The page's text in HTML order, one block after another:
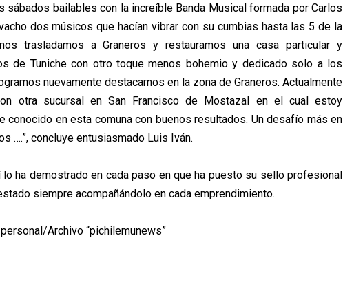
sábados bailables con la increíble Banda Musical formada por Carlos
dos músicos que hacían vibrar con su cumbias hasta las 5 de la
trasladamos a Graneros y restauramos una casa particular y
de Tuniche con otro toque menos bohemio y dedicado solo a los
nuevamente destacarnos en la zona de Graneros. Actualmente
otra sucursal en San Francisco de Mostazal en el cual estoy
conocido en esta comuna con buenos resultados. Un desafío más en
….”, concluye entusiasmado Luis Iván.
lo ha demostrado en cada paso en que ha puesto su sello profesional
siempre acompañándolo en cada emprendimiento.
Archivo “pichilemunews”